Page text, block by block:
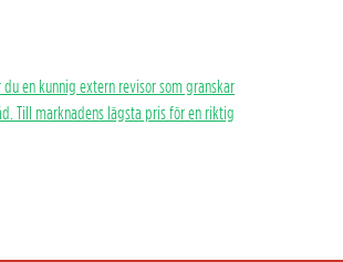
en kunnig extern revisor som granskar
Till marknadens lägsta pris för en riktig